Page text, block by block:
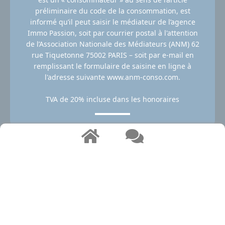
préliminaire du code de la consommation, est
informé qu’il peut saisir le médiateur de l’agence
Immo Passion, soit par courrier postal à l'attention
de l’Association Nationale des Médiateurs (ANM) 62
rue Tiquetonne 75002 PARIS – soit par e-mail en
remplissant le formulaire de saisine en ligne à
l'adresse suivante www.anm-conso.com.
TVA de 20% incluse dans les honoraires